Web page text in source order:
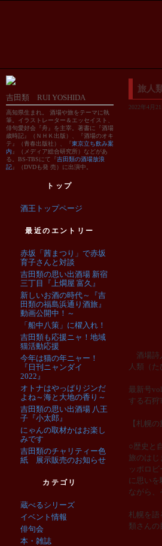
旅人
2022年4月
酒場詩
人類（た
最新号
する石
【札幌の
○歴史と
旅のはじ
ッポロ
に思い
ながら
札幌を語
類さん
吉田類 RUI YOSHIDA
高知県生まれ。 酒場や旅をテーマに執
筆。イラストレーター＆エッセイスト、
俳句愛好会『舟』を主宰。著書に『酒場
歳時記』（ＮＨＫ出版）、『酒場のオキ
テ』（青春出版社）、『東京立ち飲み案
内 』（メディア総合研究所）などがあ
る。BS-TBSにて『吉田類の酒場放浪
記』（DVDも発 売）に出演中。
トップ
酒王トップページ
最近のエントリー
赤坂「茜まつり」で赤坂
育子さんと対談
吉田類の思い出酒場 新宿
三丁目『上燗屋 富久』
新しいお酒の時代～『吉
田類の福島浜通り酒旅』
動画公開中！～
「船中八策」に櫂入れ！
吉田類も応援ニャ！地域
猫活動応援
今年は猫の年ニャー！
『日刊ニャンダイ
2022』
オトナはやっぱりジンだ
よね～海と大地の香り～
吉田類の思い出酒場 八王
子『小太郎』
にゃんの取材かはお楽し
みです
吉田類のチャリティー色
紙 展示販売のお知らせ
カテゴリ
蔵べるシリーズ
イベント情報
俳句会
本・雑誌